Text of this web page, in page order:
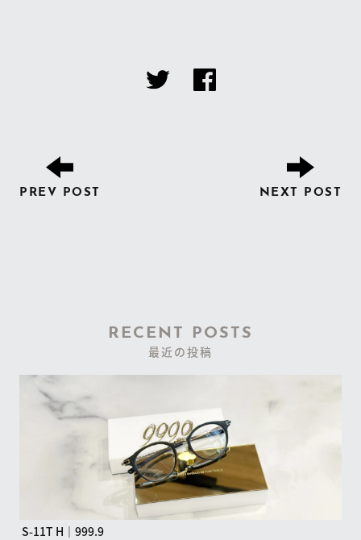
PREV POST NEXT POST
RECENT POSTS
最近の投稿
S-11T H｜999.9